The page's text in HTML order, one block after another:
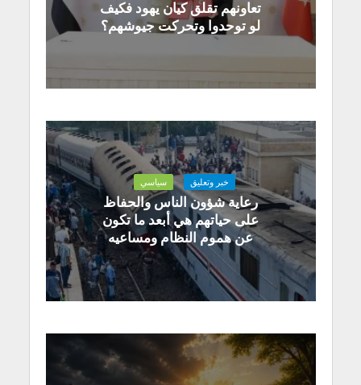
تعاونهم تقلق كيان يهود فكيف
لو توحدوا وتحركت جيوشهم؟
خبر وتعليق سياسي
رعاية شؤون الناس والحفاظ
على حياتهم هي أبعد ما تكون
عن هموم النظام ومساعيه